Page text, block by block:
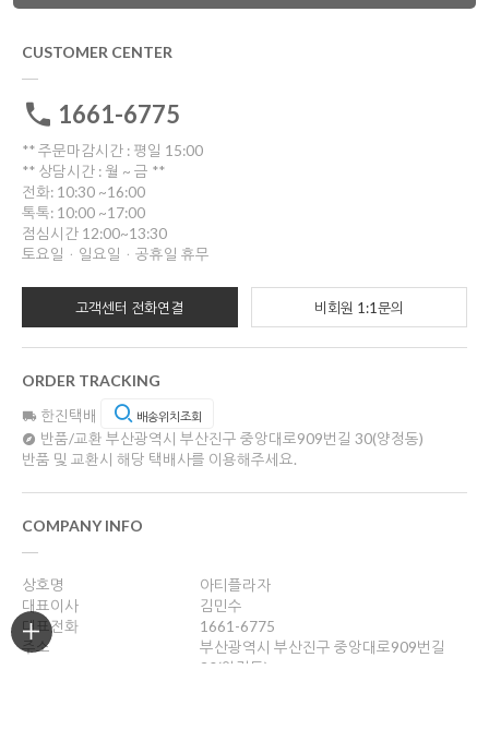
CUSTOMER CENTER
1661-6775
** 주문마감시간 : 평일 15:00
** 상담시간 : 월 ~ 금 **
전화: 10:30 ~16:00
톡톡: 10:00 ~17:00
점심시간 12:00~13:30
토요일ㆍ일요일ㆍ공휴일 휴무
고객센터 전화연결 비회원 1:1문의
ORDER TRACKING
한진택배 배송위치조회
반품/교환 부산광역시 부산진구 중앙대로909번길 30(양정동)
반품 및 교환시 해당 택배사를 이용해주세요.
COMPANY INFO
상호명
아티플라자
대표이사
김민수
대표전화
1661-6775
주소
부산광역시 부산진구 중앙대로909번길
30(양정동)